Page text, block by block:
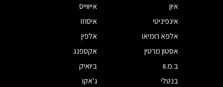
איון
אייווייס
אינפיניטי
איסוזו
אלפא רומיאו
אלפין
אסטון מרטין
אקספנג
ב.מ.וו
ביואיק
בנטלי
ג'אקו